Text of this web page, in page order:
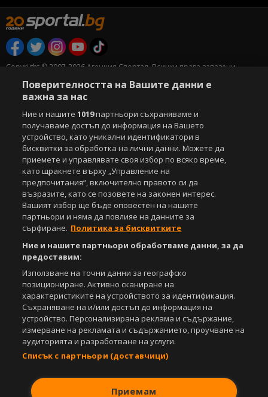
Copyright © 2007-2026 Агенция Спортал. Всички права запазени.
За нас Екип За рекламa
Етични правила на НСС
Лични данни
Управление на предпочитания
Съдържанието на този уеб сайт и технологиите, използвани в него, са
под закрила на Закона за авторското право и сродните му права.
Всички статии, репортажи, интервюта и други текстови, графични и
видео материали, публикувани в сайта, са собственост на Агенция
Спортал, освен ако изрично е посочено друго. Допуска се
публикуване на текстови материали само след писмено съгласие на
Агенция Спортал, посочване на източника и добавяне на линк към
www.sportal.bg. Използването на графични и видео материали,
санкционирани с цялата строгост на закона.
СвалиБЕЗПЛАТНОТОприложение за:
Android
Powered by:
Поверителността на Вашите данни е
важна за нас
Ние и нашите1019партньори съхраняваме и
получаваме достъп до информация на Вашето
устройство, като уникални идентификатори в
бисквитки за обработка на лични данни. Можете да
приемете и управлявате своя избор по всяко време,
като щракнете върху „Управление на
предпочитания“, включително правото си да
възразите, като се позовете на законен интерес.
Вашият избор ще бъде оповестен на нашите
партньори и няма да повлияе на данните за
сърфиране. Политика за бисквитките
Ние и нашите партньори обработваме данни, за да
предоставим:
Използване на точни данни за географско
позициониране. Активно сканиране на
характеристиките на устройството за идентификация.
Съхраняване на и/или достъп до информация на
устройство. Персонализирана реклама и съдържание,
измерване на рекламата и съдържанието, проучване на
аудиторията и разработване на услуги.
Списък с партньори (доставчици)
Приемам